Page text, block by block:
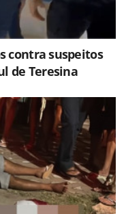
contra suspeitos
de Teresina